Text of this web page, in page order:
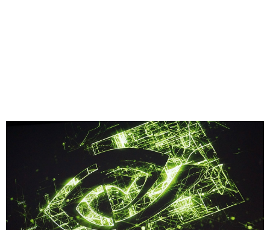
Compartilhe